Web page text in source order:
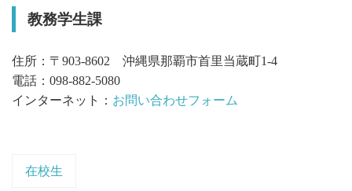
教務学生課
住所：〒903-8602 沖縄県那覇市首里当蔵町1-4
電話：098-882-5080
インターネット： お問い合わせフォーム
在校生